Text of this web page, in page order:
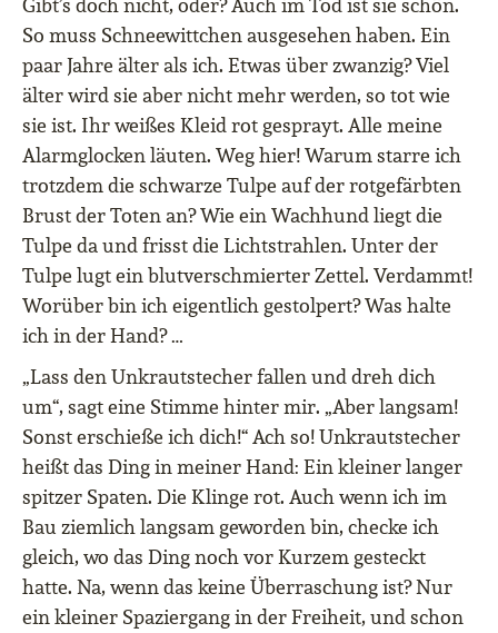
So muss Schneewittchen ausgesehen haben. Ein
paar Jahre älter als ich. Etwas über zwanzig? Viel
älter wird sie aber nicht mehr werden, so tot wie
sie ist. Ihr weißes Kleid rot gesprayt. Alle meine
Alarmglocken läuten. Weg hier! Warum starre ich
trotzdem die schwarze Tulpe auf der rotgefärbten
Brust der Toten an? Wie ein Wachhund liegt die
Tulpe da und frisst die Lichtstrahlen. Unter der
Tulpe lugt ein blutverschmierter Zettel. Verdammt!
Worüber bin ich eigentlich gestolpert? Was halte
ich in der Hand? …
„Lass den Unkrautstecher fallen und dreh dich
um“, sagt eine Stimme hinter mir. „Aber langsam!
Sonst erschieße ich dich!“ Ach so! Unkrautstecher
heißt das Ding in meiner Hand: Ein kleiner langer
spitzer Spaten. Die Klinge rot. Auch wenn ich im
Bau ziemlich langsam geworden bin, checke ich
gleich, wo das Ding noch vor Kurzem gesteckt
hatte. Na, wenn das keine Überraschung ist? Nur
ein kleiner Spaziergang in der Freiheit, und schon